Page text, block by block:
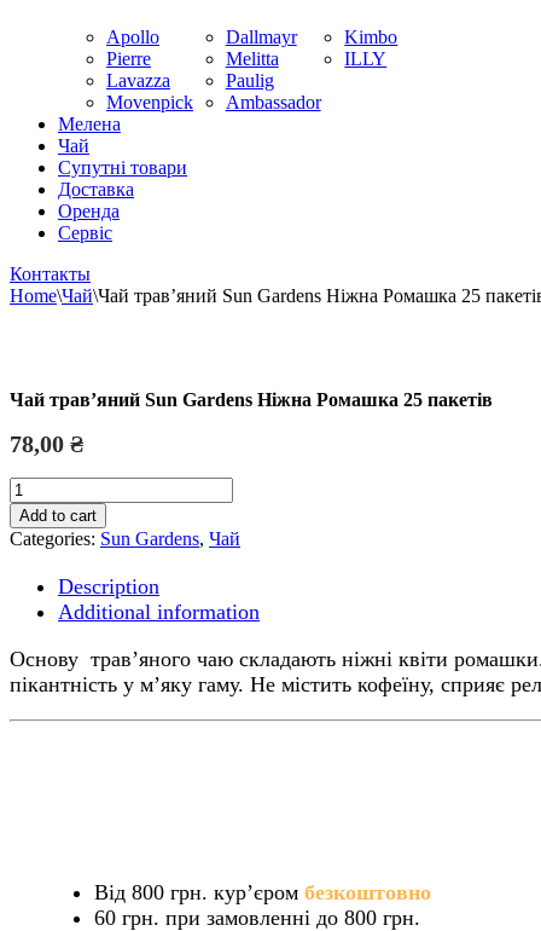
Apollo
Pierre
Lavazza
Movenpick
Dallmayr
Melitta
Paulig
Ambassador
Kimbo
ILLY
Мелена
Чай
Супутні товари
Доставка
Оренда
Cервіс
Контакты
Home\Чай\Чай травʼяний Sun Gardens Ніжна Ромашка 25
Чай травʼяний Sun Gardens Ніжна Ромашка 25 пакетів
78,00 ₴
Чай
травʼяний
Sun
Gardens
Ромашка
quantity
Add to cart
Categories: Sun Gardens, Чай
Description
Additional information
Основу трав’яного чаю складають ніжні квіти
пікантність у м’яку гаму. Не містить кофеїну, сприяє
Від 800 грн. кур’єром безкоштовно
60 грн. при замовленні до 800 грн.